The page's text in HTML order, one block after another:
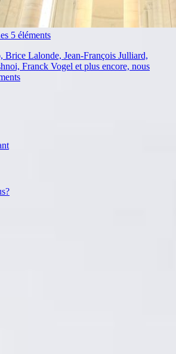
5 éléments
Brice Lalonde, Jean-François Julliard,
Franck Vogel et plus encore, nous